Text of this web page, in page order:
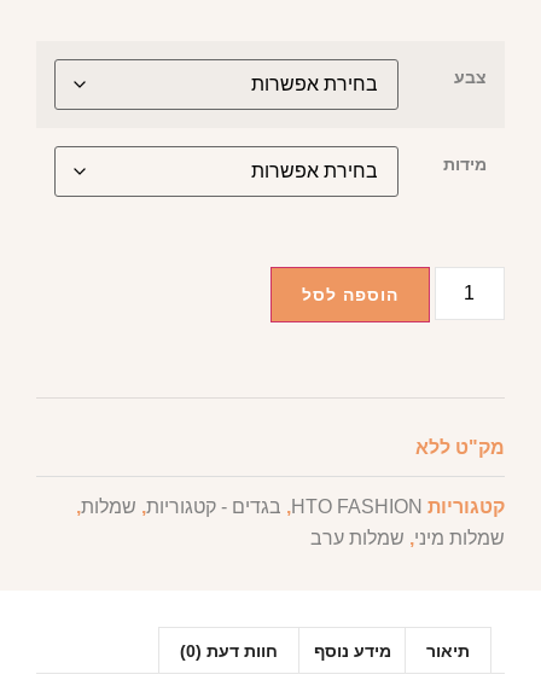
צבע
מידות
הוספה לסל
מק"ט ללא
קטגוריות HTO FASHION
, בגדים - קטגוריות, שמלות,
שמלות מיני, שמלות ערב
תיאור מידע נוסף חוות דעת (0)